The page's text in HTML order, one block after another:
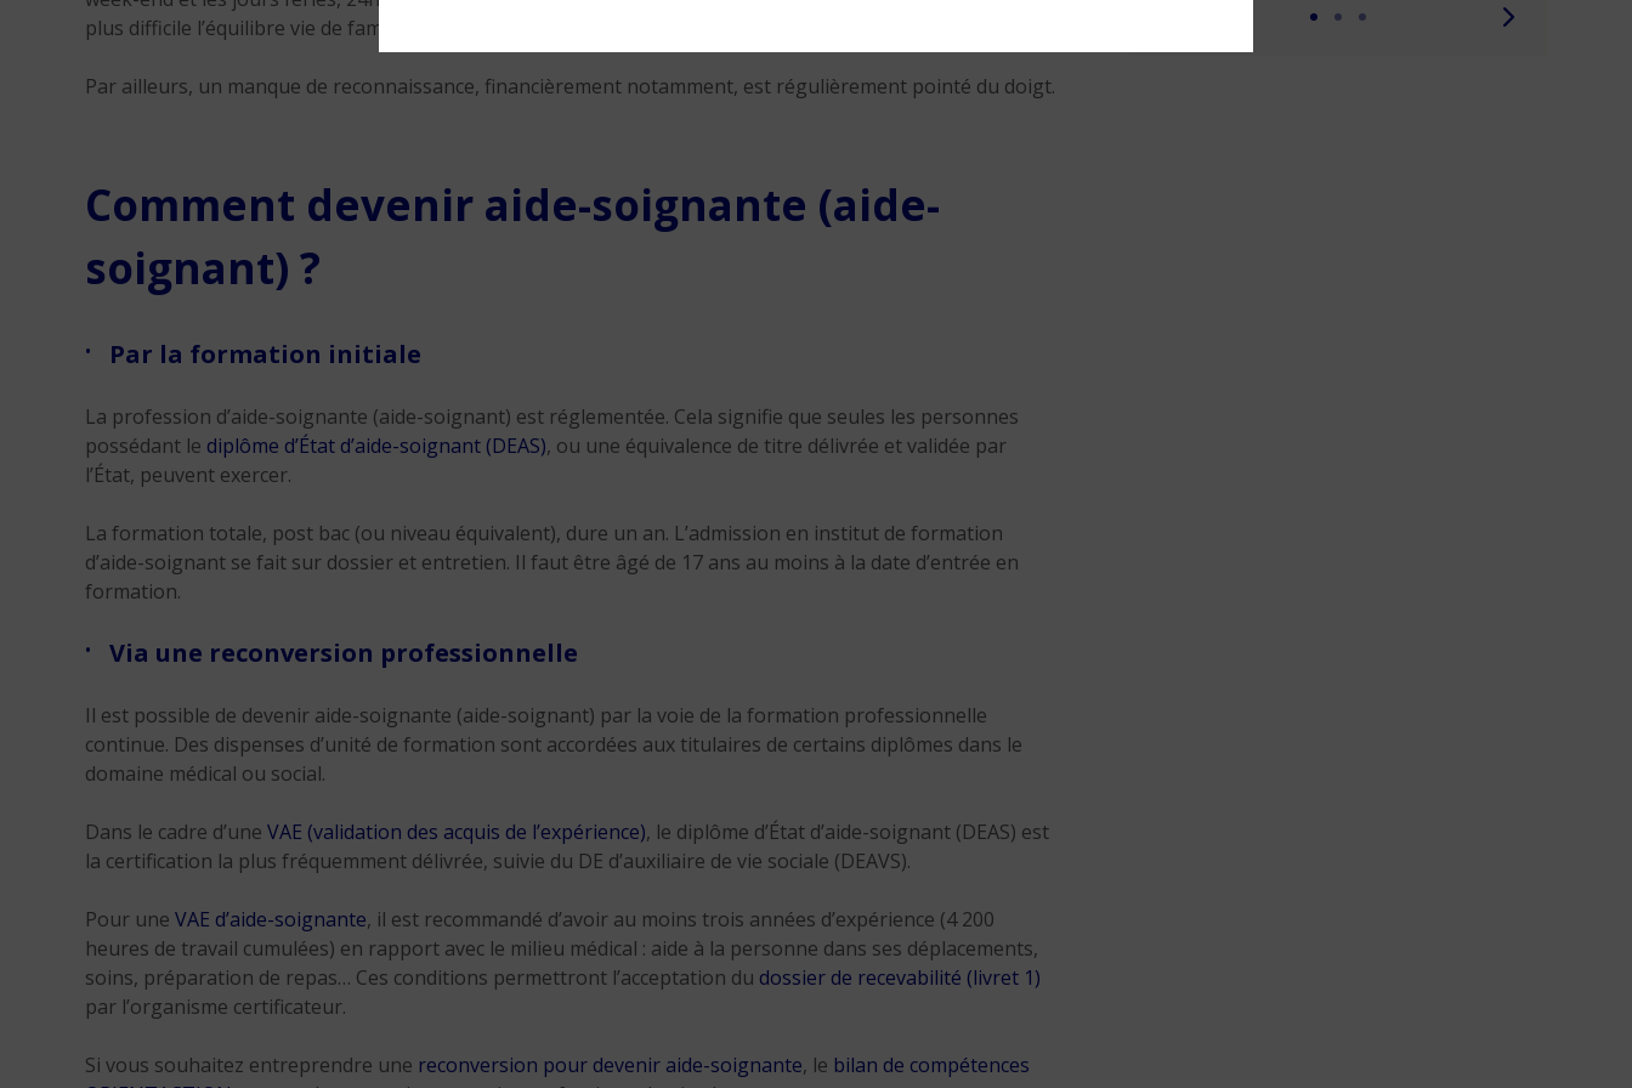
plus difficile l’équilibre vie de famille/vie professionnelle.
Par ailleurs, un manque de reconnaissance, financièrement notamment, est régulièrement pointé du doigt.
Comment devenir aide-soignante (aide-
soignant) ?
Par la formation initiale
La profession d’aide-soignante (aide-soignant) est réglementée. Cela signifie que seules les personnes
possédant le diplôme d’État d’aide-soignant (DEAS), ou une équivalence de titre délivrée et validée par
l’État, peuvent exercer.
La formation totale, post bac (ou niveau équivalent), dure un an. L’admission en institut de formation
d’aide-soignant se fait sur dossier et entretien. Il faut être âgé de 17 ans au moins à la date d’entrée en
formation.
Via une reconversion professionnelle
Il est possible de devenir aide-soignante (aide-soignant) par la voie de la formation professionnelle
continue. Des dispenses d’unité de formation sont accordées aux titulaires de certains diplômes dans le
domaine médical ou social.
Dans le cadre d’une VAE (validation des acquis de l’expérience), le diplôme d’État d’aide-soignant (DEAS) est
la certification la plus fréquemment délivrée, suivie du DE d’auxiliaire de vie sociale (DEAVS).
Pour une VAE d’aide-soignante, il est recommandé d’avoir au moins trois années d’expérience (4 200
heures de travail cumulées) en rapport avec le milieu médical : aide à la personne dans ses déplacements,
soins, préparation de repas… Ces conditions permettront l’acceptation du dossier de recevabilité (livret 1)
par l’organisme certificateur.
Si vous souhaitez entreprendre une reconversion pour devenir aide-soignante, le bilan de compétences